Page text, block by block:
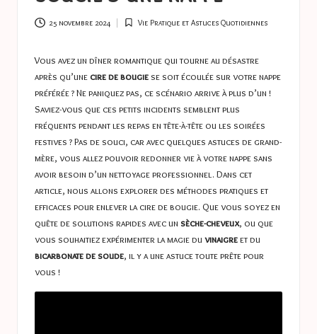
s
a
s
t
u
c
e
s
25 novembre 2024
Posted
Vie Pratique et Astuces Quotidiennes
Vous avez un dîner romantique qui tourne au désastre
après qu’une cire de bougie se soit écoulée sur votre nappe
préférée ? Ne paniquez pas, ce scénario arrive à plus d’un !
Saviez-vous que ces petits incidents semblent plus
fréquents pendant les repas en tête-à-tête ou les soirées
festives ? Pas de souci, car avec quelques astuces de grand-
mère, vous allez pouvoir redonner vie à votre nappe sans
avoir besoin d’un nettoyage professionnel. Dans cet
article, nous allons explorer des méthodes pratiques et
efficaces pour enlever la cire de bougie. Que vous soyez en
quête de solutions rapides avec un sèche-cheveux, ou que
vous souhaitiez expérimenter la magie du vinaigreet du
bicarbonate de soude, il y a une astuce toute prête pour
vous !